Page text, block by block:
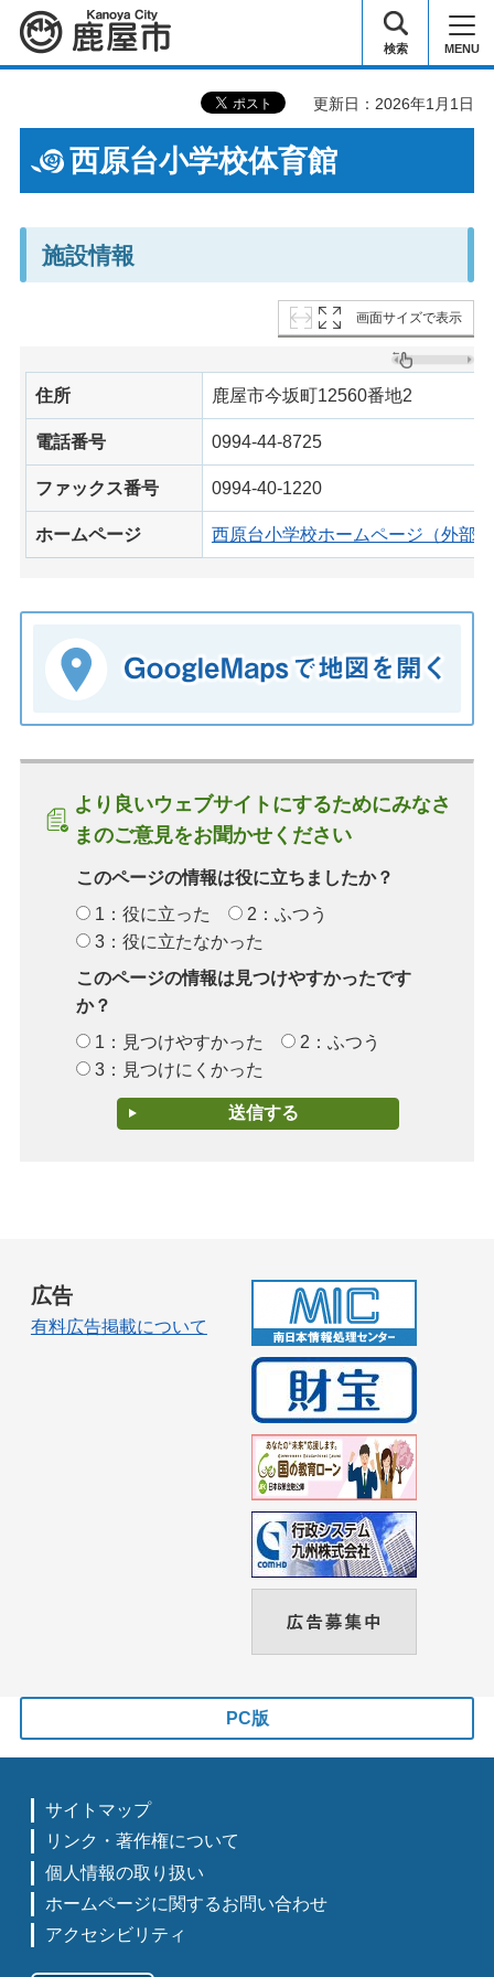
鹿屋市 検索 MENU
更新日：2026年1月1日
西原台小学校体育館
施設情報
画面サイズで表示
住所 鹿屋市今坂町12560番地2
電話番号 0994-44-8725
ファックス番号 0994-40-1220
ホームページ 西原台小学校ホームページ（外部
より良いウェブサイトにするためにみなさ
まのご意見をお聞かせください
このページの情報は役に立ちましたか？
1：役に立った
2：ふつう
3：役に立たなかった
このページの情報は見つけやすかったです
か？
1：見つけやすかった
2：ふつう
3：見つけにくかった
広告
有料広告掲載について
PC版
サイトマップ
リンク・著作権について
個人情報の取り扱い
ホームページに関するお問い合わせ
アクセシビリティ